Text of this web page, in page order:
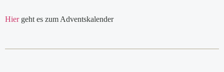
Hier geht es zum Adventskalender